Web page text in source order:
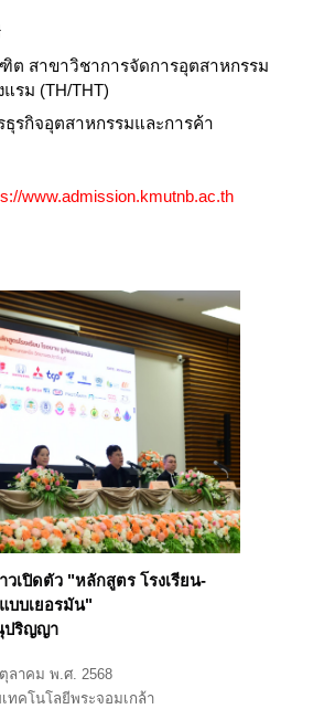
ต สาขาวิชาการจัดการอุตสาหกรรม
แรม (TH/THT)
รกิจอุตสาหกรรมและการค้า
www.admission.kmutnb.ac.th
วเปิดตัว "หลักสูตร โรงเรียน-
บบเยอรมัน"
ปริญญา
ลาคม พ.ศ. 2568
ทคโนโลยีพระจอมเกล้า